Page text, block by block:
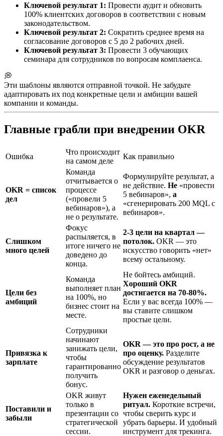
Ключевой результат 1: Провести аудит и обновить
100% клиентских договоров в соответствии с новым
законодательством.
Ключевой результат 2: Сократить среднее время на
согласование договоров с 5 до 2 рабочих дней.
Ключевой результат 3: Провести 3 обучающих
семинара для сотрудников по вопросам комплаенса.
💭
Эти шаблоны являются отправной точкой. Не забудьте
адаптировать их под конкретные цели и амбиции вашей
компании и команды.
Главные грабли при внедрении OKR
Ошибка
Что происходит
на самом деле
Как правильно
OKR = список
дел
Команда
отчитывается о
процессе
(«провели 5
вебинаров»), а
не о результате.
Формулируйте результат, а
не действие. Не «провести
5 вебинаров», а
«сгенерировать 200 MQL с
вебинаров».
Слишком
много целей
Фокус
распыляется, в
итоге ничего не
доведено до
конца.
2-3 цели на квартал —
потолок. OKR — это
искусство говорить «нет»
всему остальному.
Цели без
амбиций
Команда
выполняет план
на 100%, но
бизнес стоит на
месте.
Не бойтесь амбиций.
Хороший OKR
достигается на 70-80%.
Если у вас всегда 100% —
вы ставите слишком
простые цели.
Привязка к
зарплате
Сотрудники
начинают
занижать цели,
чтобы
гарантированно
получить
бонус.
OKR — это про рост, а не
про оценку. Разделите
обсуждение результатов
OKR и разговор о деньгах.
Поставили и
забыли
OKR живут
только в
презентации со
стратегической
сессии.
Нужен еженедельный
ритуал. Короткие встречи,
чтобы сверить курс и
убрать барьеры. И удобный
инструмент для трекинга.